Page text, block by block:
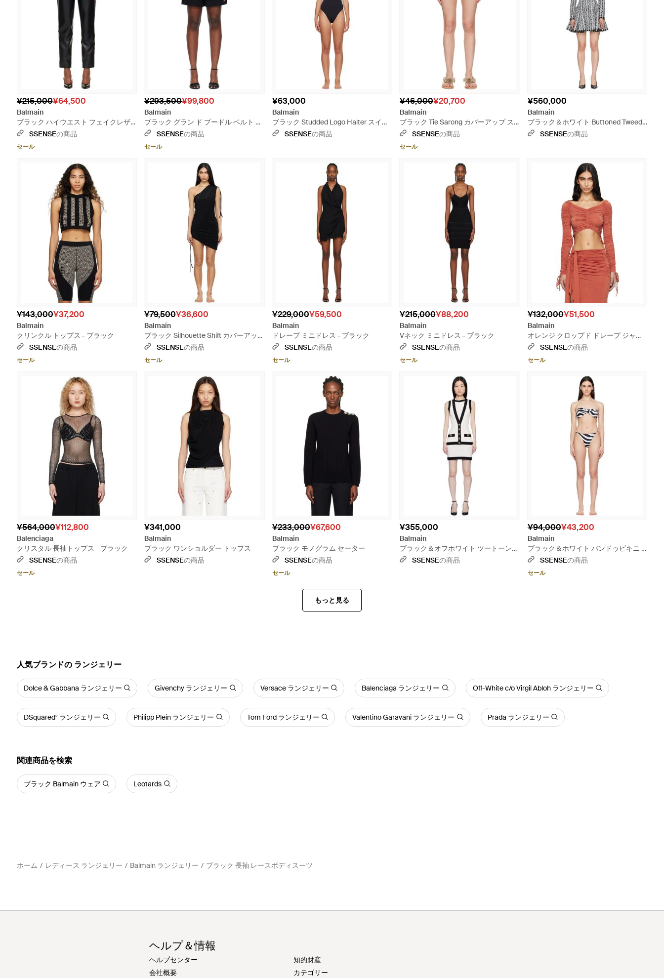
¥215,000¥64,500
Balmain
ブラック ハイウエスト フェイクレザ
ー トラウザーズ
SSENSEの商品
セール
¥293,500¥99,800
Balmain
ブラック グラン ド プードル ベルト シ
ョートパンツ
SSENSEの商品
セール
¥63,000
Balmain
ブラック Studded Logo Halter スイム
ウェア - ブルー
SSENSEの商品
¥46,000¥20,700
Balmain
ブラック Tie Sarong カバーアップ ス
カートSSENSEの商品
セール
¥560,000
Balmain
ブラック＆ホワイト Buttoned Tweed
Flare ミニドレス - グレー
SSENSEの商品
¥143,000¥37,200
Balmain
クリンクル トップス - ブラック
SSENSEの商品
セール
¥79,500¥36,600
Balmain
ブラック Silhouette Shift カバーアッ
プ ドレス
SSENSEの商品
セール
¥229,000¥59,500
Balmain
ドレープ ミニドレス - ブラック
SSENSEの商品
セール
¥215,000¥88,200
Balmain
Vネック ミニドレス - ブラック
SSENSEの商品
セール
¥132,000¥51,500
Balmain
オレンジ クロップド ドレープ ジャー
ジ 長袖トップス - レッド
SSENSEの商品
セール
¥564,000¥112,800
Balenciaga
クリスタル 長袖トップス - ブラック
SSENSEの商品
セール
¥341,000
Balmain
ブラック ワンショルダー トップス
SSENSEの商品
¥233,000¥67,600
Balmain
ブラック モノグラム セーター
SSENSEの商品
セール
¥355,000
Balmain
ブラック＆オフホワイト ツートーン
ベスト ミニワンピース
SSENSEの商品
¥94,000¥43,200
Balmain
ブラック＆ホワイト バンドゥビキニ -
マルチカラー
SSENSEの商品
セール
もっと見る
人気ブランドの ランジェリー
Dolce & Gabbana ランジェリー Givenchy ランジェリー Versace ランジェリー Balenciaga ランジェリー Off-White c/o Virgil Abloh ランジェリー
DSquared² ランジェリー Philipp Plein ランジェリー Tom Ford ランジェリー Valentino Garavani ランジェリー Prada ランジェリー
関連商品を検索
ブラック Balmain ウェア Leotards
ホーム レディース ランジェリー Balmain ランジェリー ブラック 長袖 レースボディスーツ
ヘルプ＆情報
ヘルプセンター
会社概要
知的財産
カテゴリー